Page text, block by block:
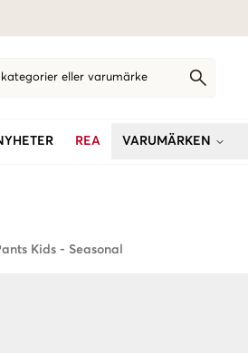
eller varumärke
REA VARUMÄRKEN
Kids - Seasonal